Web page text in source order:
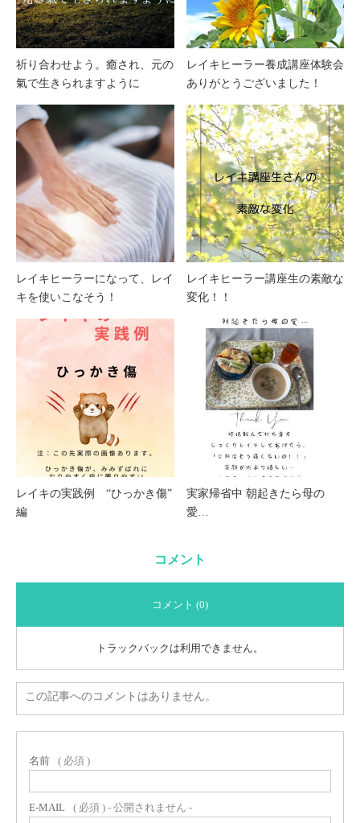
祈り合わせよう。癒され、元の
氣で生きられますように
レイキヒーラー養成講座体験会
ありがとうございました！
レイキヒーラーになって、レイ
キを使いこなそう！
レイキヒーラー講座生の素敵な
変化！！
レイキの実践例 “ひっかき傷”
編
実家帰省中 朝起きたら母の
愛…
コメント
コメント (0)
トラックバックは利用できません。
この記事へのコメントはありません。
名前 ( 必須 )
E-MAIL ( 必須 ) - 公開されません -